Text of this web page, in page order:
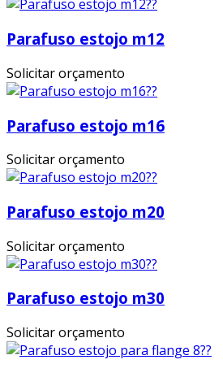
Parafuso estojo m12
Solicitar orçamento
Parafuso estojo m16
Solicitar orçamento
Parafuso estojo m20
Solicitar orçamento
Parafuso estojo m30
Solicitar orçamento